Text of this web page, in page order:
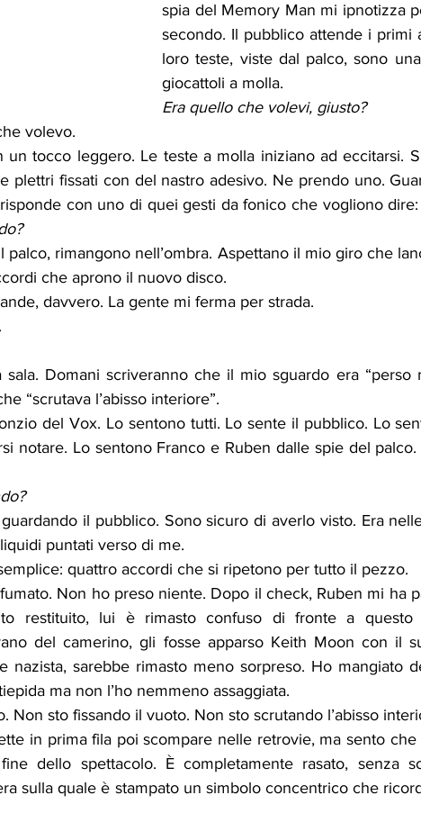
spia del Memory Man mi ipnotizza
secondo. Il pubblico attende i primi
loro teste, viste dal palco, sono
giocattoli a molla.
Era quello che volevi, giusto?
volevo.
un tocco leggero. Le teste a molla iniziano ad eccitarsi.
plettri fissati con del nastro adesivo. Ne prendo uno.
con uno di quei gesti da fonico che vogliono dire:
palco, rimangono nell’ombra. Aspettano il mio giro che
che aprono il nuovo disco.
davvero. La gente mi ferma per strada.
“scrutava l’abisso interiore”.
del Vox. Lo sentono tutti. Lo sente il pubblico. Lo
notare. Lo sentono Franco e Ruben dalle spie del
il pubblico. Sono sicuro di averlo visto. Era
puntati verso di me.
quattro accordi che si ripetono per tutto il pezzo.
Non ho preso niente. Dopo il check, Ruben mi ha
restituito, lui è rimasto confuso di fronte a questo
del camerino, gli fosse apparso Keith Moon con il
nazista, sarebbe rimasto meno sorpreso. Ho mangiato
ma non l’ho nemmeno assaggiata.
Non sto fissando il vuoto. Non sto scrutando l’abisso
in prima fila poi scompare nelle retrovie, ma sento che
dello spettacolo. È completamente rasato, senza
sulla quale è stampato un simbolo concentrico che